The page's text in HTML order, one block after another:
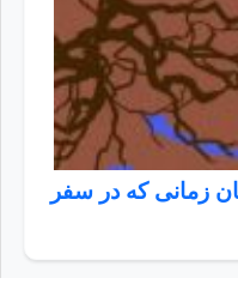
زمانی که در سفر